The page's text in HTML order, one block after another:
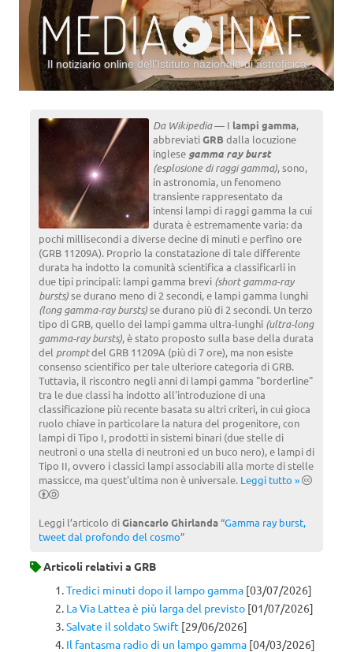
Il notiziario online dell’Istituto nazionale di astrofisica
Da Wikipedia— I lampi gamma,
abbreviatiGRB dalla locuzione
inglese gamma ray burst
(esplosione di raggi gamma), sono,
in astronomia, un fenomeno
transiente rappresentato da
intensi lampi di raggi gamma la cui
durata è estremamente varia: da
pochi millisecondi a diverse decine di minuti e perfino ore
(GRB 11209A). Proprio la constatazione di tale differente
durata ha indotto la comunità scientifica a classificarli in
due tipi principali: lampi gamma brevi (short gamma-ray
bursts)se durano meno di 2 secondi, e lampi gamma lunghi
(long gamma-ray bursts)se durano più di 2 secondi.Un terzo
tipo di GRB, quello dei lampi gamma ultra-lunghi (ultra-long
gamma-ray bursts), è stato proposto sulla base della durata
del promptdel GRB 11209A (più di 7 ore), ma non esiste
consenso scientifico per tale ulteriore categoria di GRB.
Tuttavia, il riscontro negli anni di lampi gamma "borderline"
tra le due classi ha indotto all'introduzione di una
classificazione più recente basata su altri criteri, in cui gioca
ruolo chiave in particolare la natura del progenitore, con
lampi di Tipo I, prodotti in sistemi binari (due stelle di
neutroni o una stella di neutroni ed un buco nero), e lampi di
Tipo II, ovvero i classici lampi associabili alla morte di stelle
massicce, ma quest'ultima non è universale. Leggi tutto »
Leggi l’articolo diGiancarlo Ghirlanda“Gamma ray burst,
tweet dal profondo del cosmo”
Articoli relativi a GRB
Tredici minuti dopo il lampo gamma [03/07/2026]
La Via Lattea è più larga del previsto [01/07/2026]
Salvate il soldato Swift [29/06/2026]
Il fantasma radio di un lampo gamma [04/03/2026]